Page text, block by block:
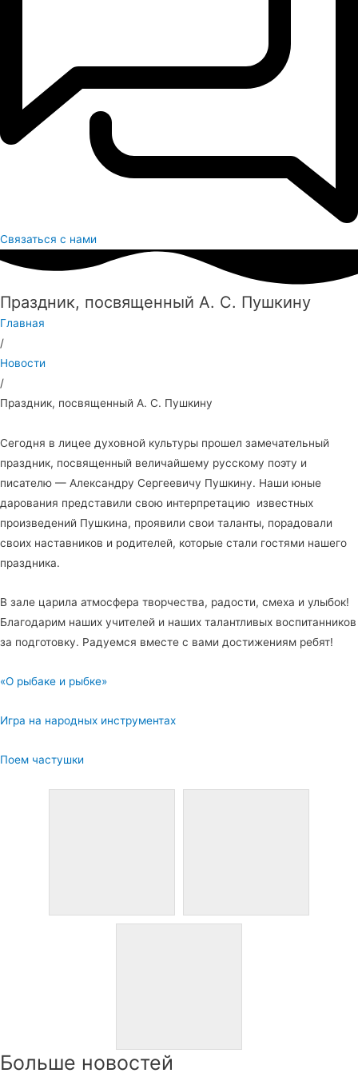
Связаться с нами
Праздник, посвященный А. С. Пушкину
Главная
/
Новости
/
Праздник, посвященный А. С. Пушкину
Сегодня в лицее духовной культуры прошел замечательный
праздник, посвященный величайшему русскому поэту и
писателю — Александру Сергеевичу Пушкину. Наши юные
дарования представили свою интерпретацию известных
произведений Пушкина, проявили свои таланты, порадовали
своих наставников и родителей, которые стали гостями нашего
праздника.
В зале царила атмосфера творчества, радости, смеха и улыбок!
Благодарим наших учителей и наших талантливых воспитанников
за подготовку. Радуемся вместе с вами достижениям ребят!
«О рыбаке и рыбке»
Игра на народных инструментах
Поем частушки
Больше новостей